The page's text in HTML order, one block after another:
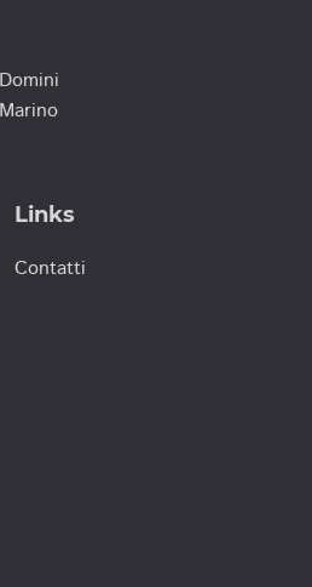
Links
Contatti